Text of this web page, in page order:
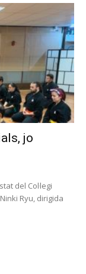
jo
del Col·legi
Ryu, dirigida